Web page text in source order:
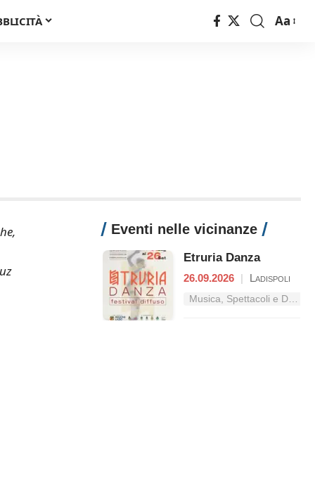
Font
Aa
Eventi nelle vicinanze
Etruria Danza
26.09.2026 | Ladispoli
Musica, Spettacoli e Danza nel Lazio